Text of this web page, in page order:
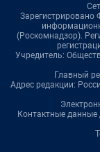
Зарегистрировано
(Роскомнадзор).
Учредитель:
Главный
Адрес редакции:
Контактные данные